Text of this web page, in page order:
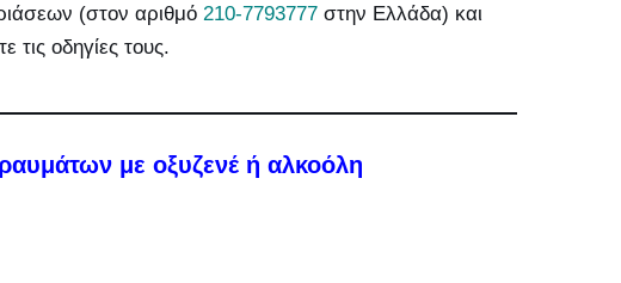
(στον αριθμό210-7793777 στην Ελλάδα) και
τις οδηγίες τους.
με οξυζενέ ή αλκοόλη